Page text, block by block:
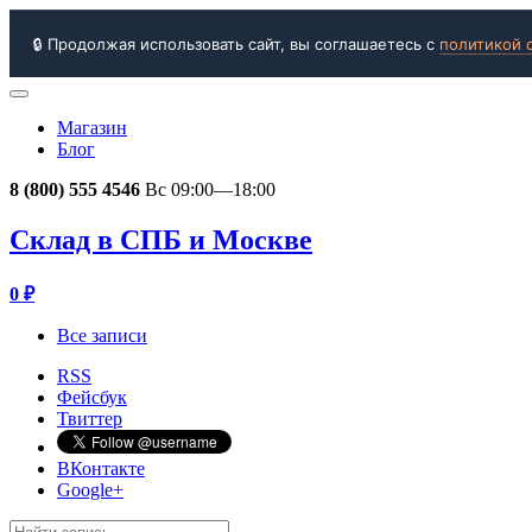
🔒 Продолжая использовать сайт, вы соглашаетесь с политикой
Магазин
Блог
8 (800) 555 4546 Вс 09:00—18:00
Склад в СПБ и Москве
0 ₽
Все записи
RSS
Фейсбук
Твиттер
ВКонтакте
Google+